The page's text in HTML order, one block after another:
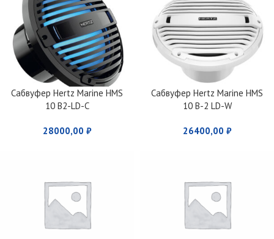
Сабвуфер Hertz Marine HMS
10 B2-LD-C
28000,00 ₽
Сабвуфер Hertz Marine HMS
10 B-2 LD-W
26400,00 ₽